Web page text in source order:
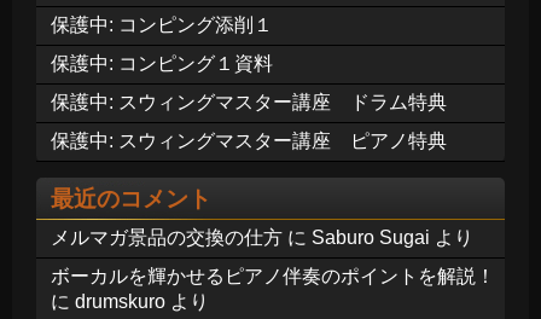
保護中: コンピング添削１
保護中: コンピング１資料
保護中: スウィングマスター講座 ドラム特典
保護中: スウィングマスター講座 ピアノ特典
最近のコメント
メルマガ景品の交換の仕方 に Saburo Sugai より
ボーカルを輝かせるピアノ伴奏のポイントを解説！
に drumskuro より